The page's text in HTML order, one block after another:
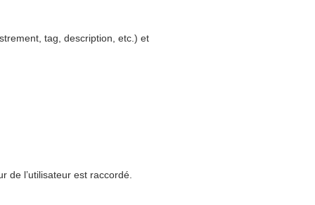
tag, description, etc.) et
de l’utilisateur est raccordé.